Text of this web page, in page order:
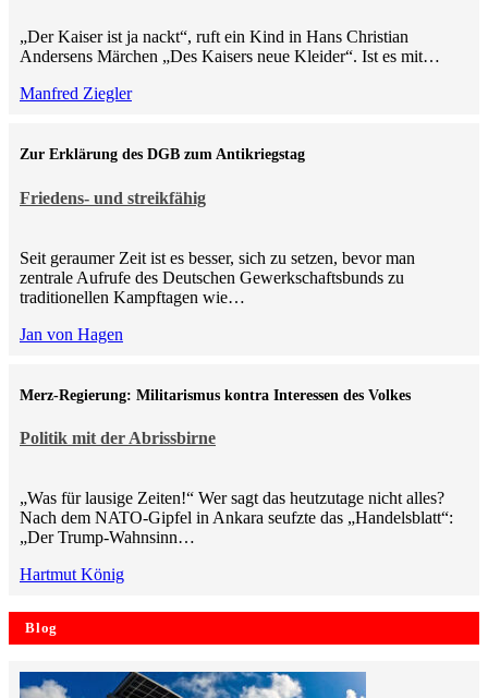
„Der Kaiser ist ja nackt“, ruft ein Kind in Hans Christian
Andersens Märchen „Des Kaisers neue Kleider“. Ist es mit…
Manfred Ziegler
Friedens- und streikfähig
Zur Erklärung des DGB zum Antikriegstag
Seit geraumer Zeit ist es besser, sich zu setzen, bevor man
zentrale Aufrufe des Deutschen Gewerkschaftsbunds zu
traditionellen Kampftagen wie…
Jan von Hagen
Politik mit der Abrissbirne
Merz-Regierung: Militarismus kontra Inte­ressen des Volkes
„Was für lausige Zeiten!“ Wer sagt das heutzutage nicht alles?
Nach dem NATO-Gipfel in Ankara seufzte das „Handelsblatt“:
„Der Trump-Wahnsinn…
Hartmut König
Blog